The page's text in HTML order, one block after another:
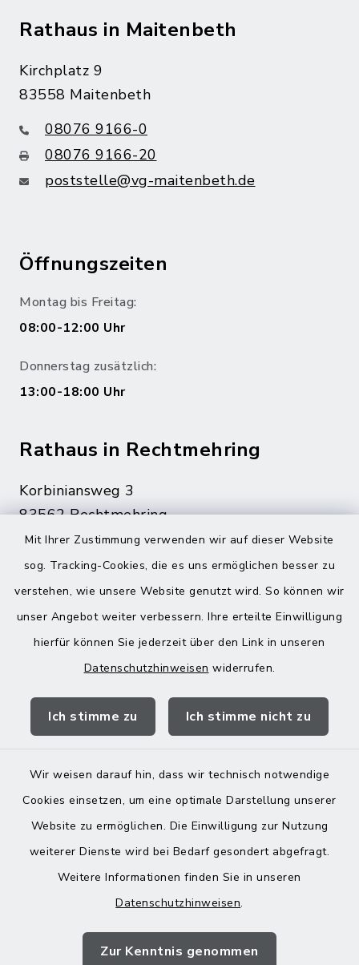
Mit Ihrer Zustimmung verwenden wir auf dieser Website
sog. Tracking-Cookies, die es uns ermöglichen besser zu
verstehen, wie unsere Website genutzt wird. So können wir
unser Angebot weiter verbessern. Ihre erteilte Einwilligung
hierfür können Sie jederzeit über den Link in unseren
Datenschutzhinweisen widerrufen.
Ich stimme zu Ich stimme nicht zu
Wir weisen darauf hin, dass wir technisch notwendige
Cookies einsetzen, um eine optimale Darstellung unserer
Website zu ermöglichen. Die Einwilligung zur Nutzung
weiterer Dienste wird bei Bedarf gesondert abgefragt.
Weitere Informationen finden Sie in unseren
Datenschutzhinweisen.
Zur Kenntnis genommen
Rathaus in Maitenbeth
Kirchplatz 9
83558 Maitenbeth
08076 9166-0
08076 9166-20
poststelle@vg-maitenbeth.de
Öffnungszeiten
Montag bis Freitag:
08:00-12:00 Uhr
Donnerstag zusätzlich:
13:00-18:00 Uhr
Rathaus in Rechtmehring
Korbiniansweg 3
83562 Rechtmehring
08076 499
08076 8595
poststelle@vg-maitenbeth.de
Landratsamt Mühldorf
Barrierefreiheit